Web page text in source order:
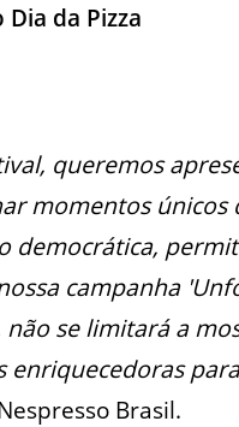
da Pizza
queremos
momentos
democrática,
campanha
se limitará a
Brasil.